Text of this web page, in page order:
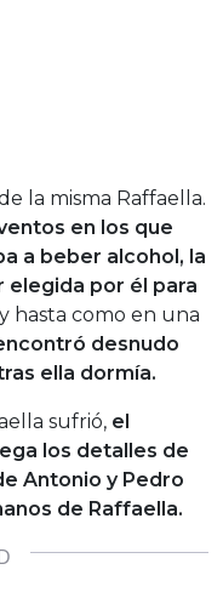
la misma Raffaella.
en los que
a beber alcohol, la
elegida por él para
y hasta como en una
desnudo
ella dormía.
sufrió, el
los detalles de
Antonio y Pedro
de Raffaella.